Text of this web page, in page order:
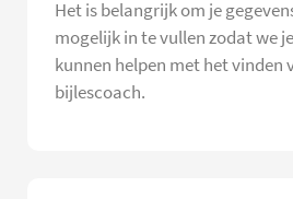
Het is belangrijk om je
mogelijk in te vullen zodat we
kunnen helpen met het vinden
bijlescoach.